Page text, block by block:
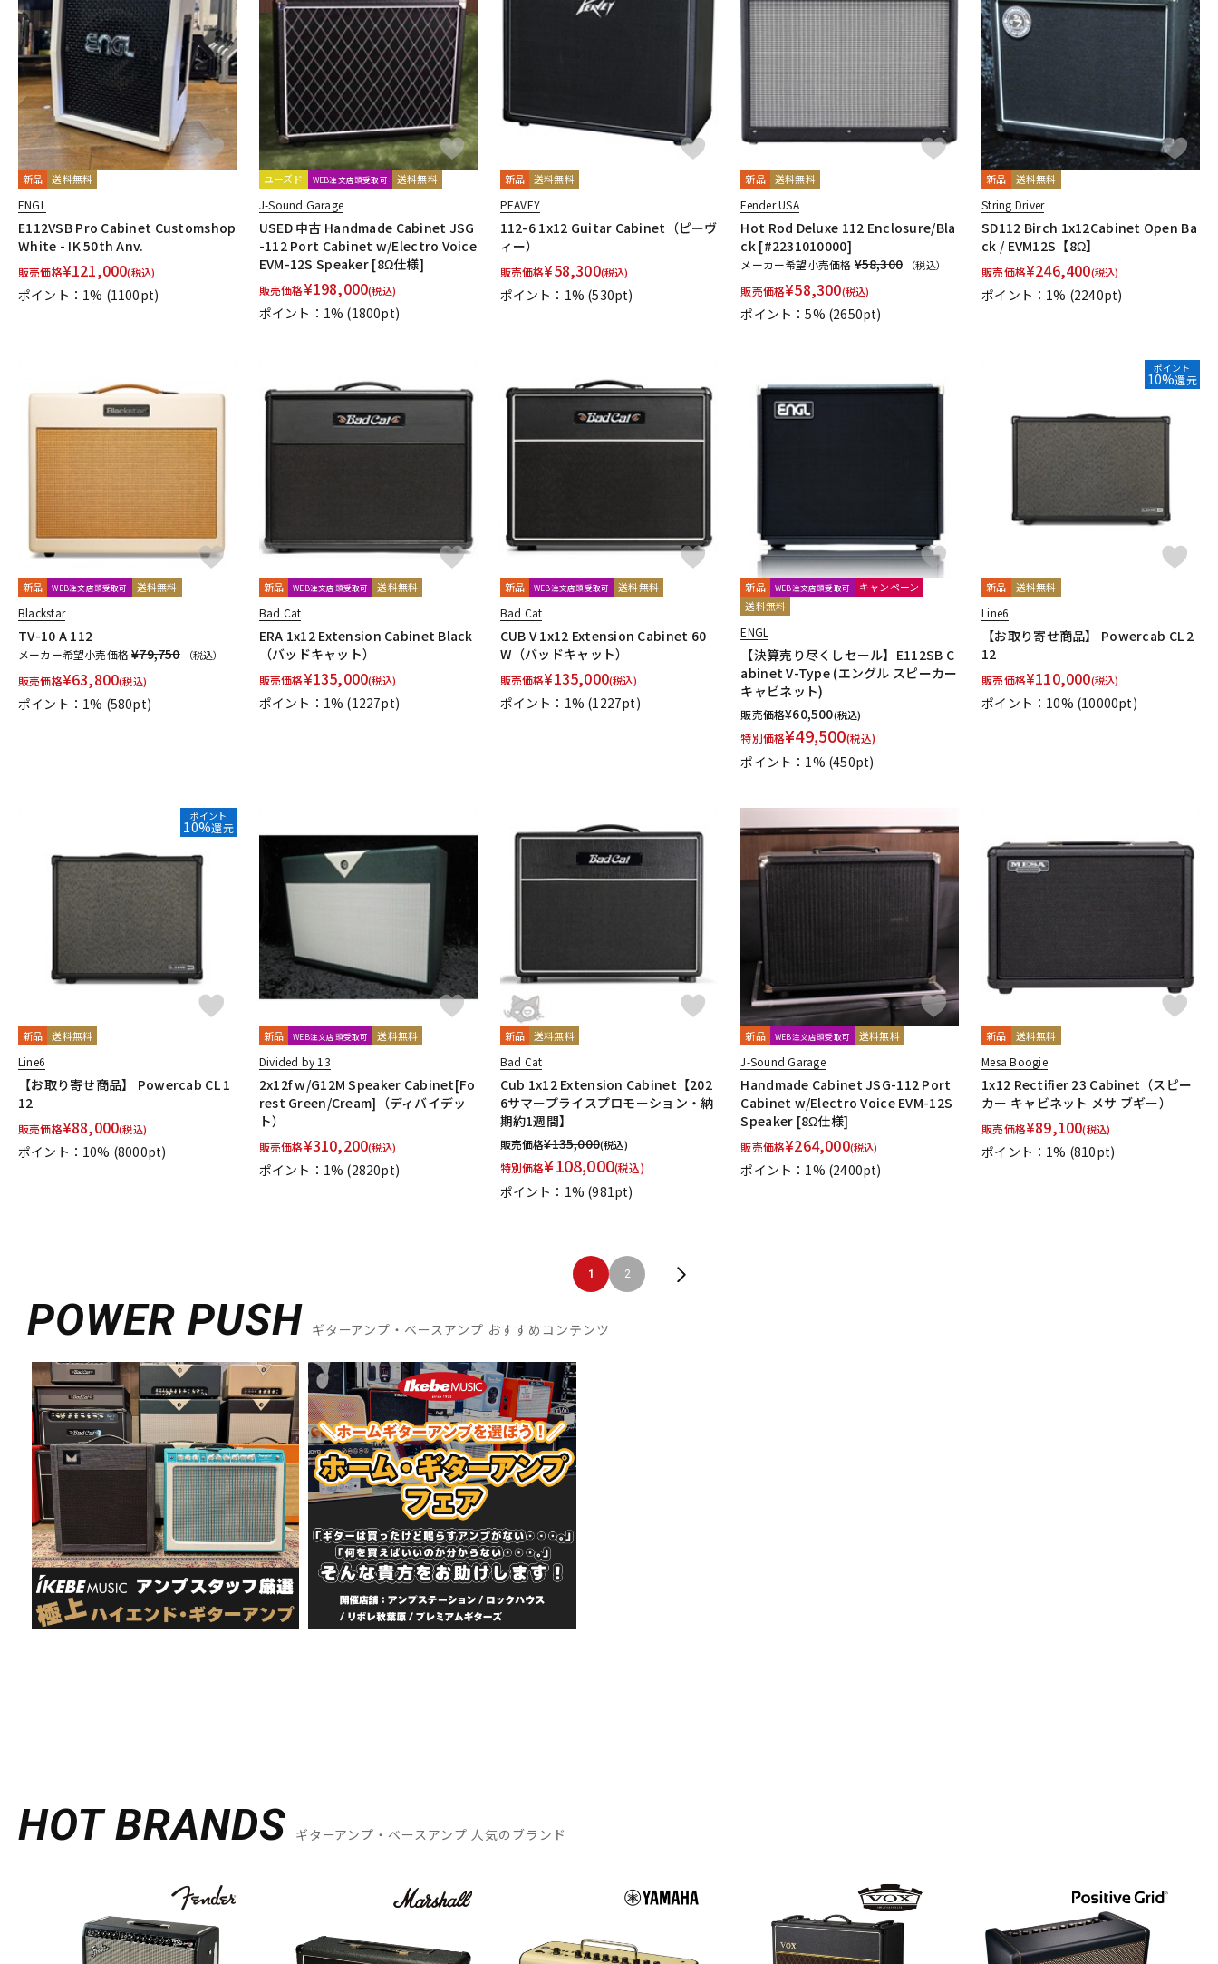
新品 送料無料
ENGL
E112VSB Pro Cabinet Customshop
White - IK 50th Anv.
販売価格¥121,000(税込)
ポイント：1% (1100pt)
ユーズド WEB注文店頭受取可 送料無料
J-Sound Garage
USED 中古 Handmade Cabinet JSG
-112 Port Cabinet w/Electro Voice
EVM-12S Speaker [8Ω仕様]
販売価格¥198,000(税込)
ポイント：1% (1800pt)
新品 送料無料
PEAVEY
112-6 1x12 Guitar Cabinet（ピーヴ
ィー）
販売価格¥58,300(税込)
ポイント：1% (530pt)
新品 送料無料
Fender USA
Hot Rod Deluxe 112 Enclosure/Bla
ck [#2231010000]
メーカー希望小売価格 ¥58,300 （税込）
販売価格¥58,300(税込)
ポイント：5% (2650pt)
新品 送料無料
String Driver
SD112 Birch 1x12Cabinet Open Ba
ck / EVM12S【8Ω】
販売価格¥246,400(税込)
ポイント：1% (2240pt)
新品 WEB注文店頭受取可 送料無料
Blackstar
TV-10 A 112
メーカー希望小売価格¥79,750 （税込）
販売価格¥63,800(税込)
ポイント：1% (580pt)
新品 WEB注文店頭受取可 送料無料
Bad Cat
ERA 1x12 Extension Cabinet Black
（バッドキャット）
販売価格¥135,000(税込)
ポイント：1% (1227pt)
新品 WEB注文店頭受取可 送料無料
Bad Cat
CUB V 1x12 Extension Cabinet 60
W（バッドキャット）
販売価格¥135,000(税込)
ポイント：1% (1227pt)
新品 WEB注文店頭受取可
キャンペーン
送料無料
ENGL
【決算売り尽くしセール】E112SB C
abinet V-Type (エングル スピーカー
キャビネット)
販売価格¥60,500(税込)
特別価格¥49,500(税込)
ポイント：1% (450pt)
ポイント
10%還元
新品 送料無料
Line6
【お取り寄せ商品】 Powercab CL 2
12
販売価格¥110,000(税込)
ポイント：10% (10000pt)
ポイント
10%還元
新品 送料無料
Line6
【お取り寄せ商品】 Powercab CL 1
12
販売価格¥88,000(税込)
ポイント：10% (8000pt)
新品 WEB注文店頭受取可 送料無料
Divided by 13
2x12f w/G12M Speaker Cabinet[Fo
rest Green/Cream]（ディバイデッ
ト）
販売価格¥310,200(税込)
ポイント：1% (2820pt)
新品 送料無料
Bad Cat
Cub 1x12 Extension Cabinet【202
6サマープライスプロモーション・納
期約1週間】
販売価格¥135,000(税込)
特別価格¥108,000(税込)
ポイント：1% (981pt)
新品 WEB注文店頭受取可 送料無料
J-Sound Garage
Handmade Cabinet JSG-112 Port
Cabinet w/Electro Voice EVM-12S
Speaker [8Ω仕様]
販売価格¥264,000(税込)
ポイント：1% (2400pt)
新品 送料無料
Mesa Boogie
1x12 Rectifier 23 Cabinet（スピー
カー キャビネット メサ ブギー）
販売価格¥89,100(税込)
ポイント：1% (810pt)
1 2
POWER PUSH ギターアンプ・ベースアンプ おすすめコンテンツ
HOT BRANDS ギターアンプ・ベースアンプ 人気のブランド